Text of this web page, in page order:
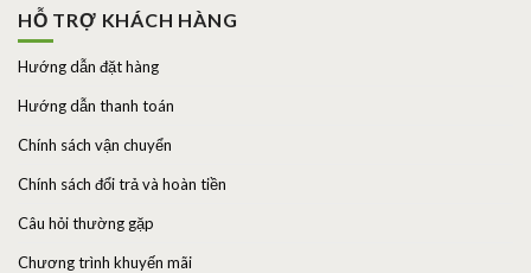
HỖ TRỢ KHÁCH HÀNG
Hướng dẫn đặt hàng
Hướng dẫn thanh toán
Chính sách vận chuyển
Chính sách đổi trả và hoàn tiền
Câu hỏi thường gặp
Chương trình khuyến mãi